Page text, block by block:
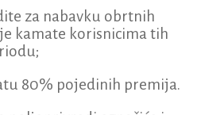
za nabavku obrtnih
kamate korisnicima tih
80% pojedinih premija.